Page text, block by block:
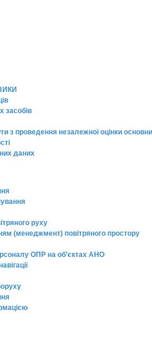
засобів
з проведення незалежної оцінки
даних
руху
(менеджмент) повітряного простору
ОПР на об’єктах АНО